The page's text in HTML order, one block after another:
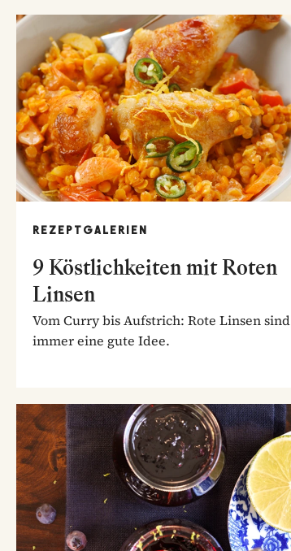
REZEPTGALERIEN
9 Köstlichkeiten mit Roten
Linsen
Vom Curry bis Aufstrich: Rote Linsen sind
immer eine gute Idee.